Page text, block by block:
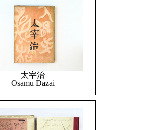
太宰治
Osamu Dazai